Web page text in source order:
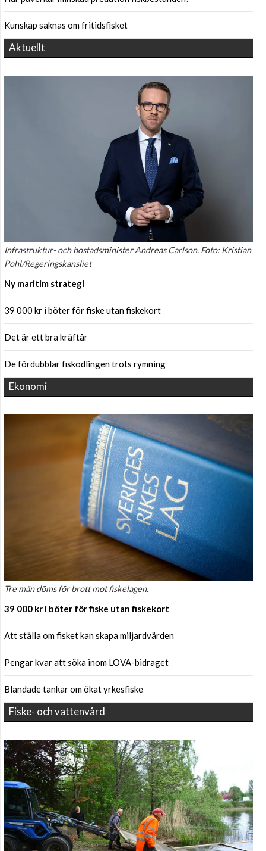
Kunskap saknas om fritidsfisket
Aktuellt
Infrastruktur- och bostadsminister Andreas Carlson. Foto: Kristian
Pohl/Regeringskansliet
Ny maritim strategi
39 000 kr i böter för fiske utan fiskekort
Det är ett bra kräftår
De fördubblar fiskodlingen trots rymning
Ekonomi
Tre män döms för brott mot fiskelagen.
39 000 kr i böter för fiske utan fiskekort
Att ställa om fisket kan skapa miljardvärden
Pengar kvar att söka inom LOVA-bidraget
Blandade tankar om ökat yrkesfiske
Fiske- och vattenvård